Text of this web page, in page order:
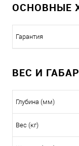
ОСНОВНЫЕ
Гарантия
ВЕС И
Глубина (мм)
Вес (кг)